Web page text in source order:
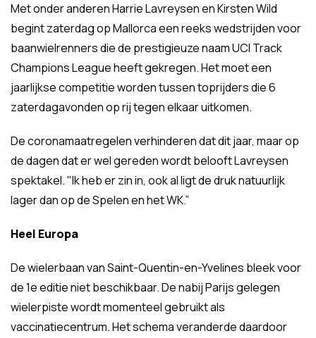
Met onder anderen Harrie Lavreysen en Kirsten Wild
begint zaterdag op Mallorca een reeks wedstrijden voor
baanwielrenners die de prestigieuze naam UCI Track
Champions League heeft gekregen. Het moet een
jaarlijkse competitie worden tussen toprijders die 6
zaterdagavonden op rij tegen elkaar uitkomen.
De coronamaatregelen verhinderen dat dit jaar, maar op
de dagen dat er wel gereden wordt belooft Lavreysen
spektakel. "Ik heb er zin in, ook al ligt de druk natuurlijk
lager dan op de Spelen en het WK.”
Heel Europa
De wielerbaan van Saint-Quentin-en-Yvelines bleek voor
de 1e editie niet beschikbaar. De nabij Parijs gelegen
wielerpiste wordt momenteel gebruikt als
vaccinatiecentrum. Het schema veranderde daardoor